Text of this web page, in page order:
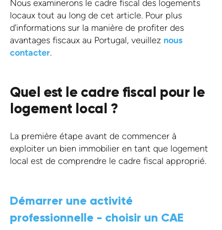
Nous examinerons le cadre fiscal des logements
locaux tout au long de cet article. Pour plus
d'informations sur la manière de profiter des
avantages fiscaux au Portugal, veuillez nous
contacter.
Quel est le cadre fiscal pour le
logement local ?
La première étape avant de commencer à
exploiter un bien immobilier en tant que logement
local est de comprendre le cadre fiscal approprié.
Démarrer une activité
professionnelle - choisir un CAE